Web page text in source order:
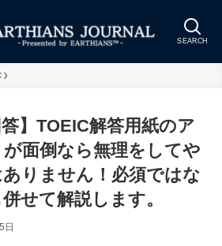
SEARCH
答】TOEIC解答用紙のア
面倒なら無理をしてや
りません！必須ではな
せて解説します。
日